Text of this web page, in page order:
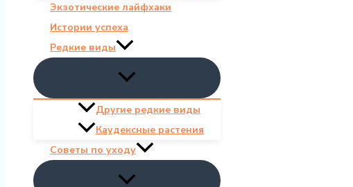
Экзотические лайфхаки
Истории успеха
Редкие виды
Другие редкие виды
Каудексные растения
Советы по уходу